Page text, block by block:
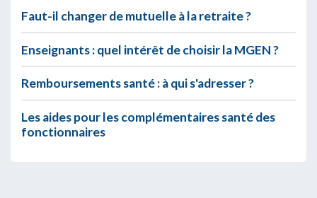
Faut-il changer de mutuelle à la retraite ?
Enseignants : quel intérêt de choisir la MGEN ?
Remboursements santé : à qui s'adresser ?
Les aides pour les complémentaires santé des
fonctionnaires